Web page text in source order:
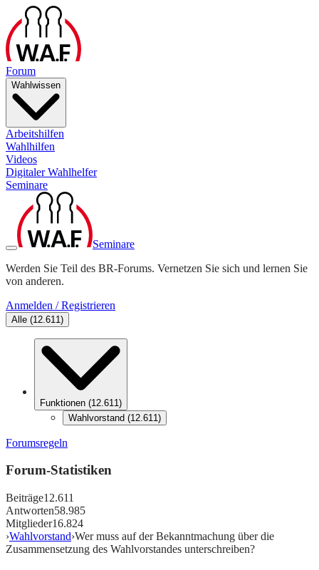
Forum
Wahlwissen
Arbeitshilfen
Wahlhilfen
Videos
Digitaler Wahlhelfer
Seminare
Seminare
Werden Sie Teil des BR-Forums. Vernetzen Sie sich und lernen Sie
von anderen.
Anmelden / Registrieren
Alle (12.611)
Funktionen (12.611)
Wahlvorstand (12.611)
Forumsregeln
Forum-Statistiken
Beiträge12.611
Antworten58.985
Mitglieder16.824
›Wahlvorstand›Wer muss auf der Bekanntmachung über die
Zusammensetzung des Wahlvorstandes unterschreiben?